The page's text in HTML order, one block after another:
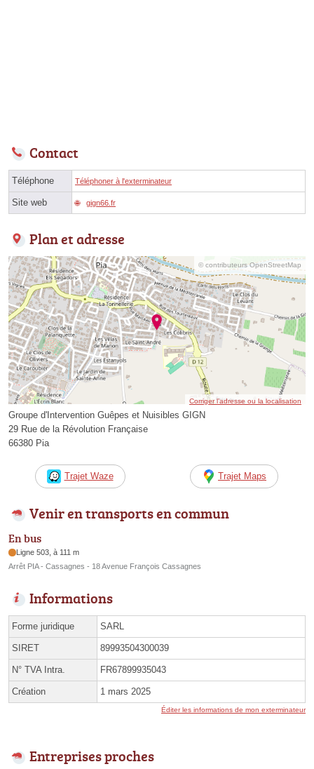
Contact
Téléphone Téléphoner à l'exterminateur
Site web gign66.fr
Plan et adresse
© contributeurs OpenStreetMap
Corriger l’adresse ou la localisation
Groupe d'Intervention Guêpes et Nuisibles GIGN
29 Rue de la Révolution Française
66380 Pia
Trajet Waze Trajet Maps
Venir en transports en commun
En bus
Ligne 503, à 111 m
Arrêt PIA - Cassagnes - 18 Avenue François Cassagnes
Informations
Forme juridique SARL
SIRET 89993504300039
N° TVA Intra. FR67899935043
Création 1 mars 2025
Éditer les informations de mon exterminateur
Entreprises proches